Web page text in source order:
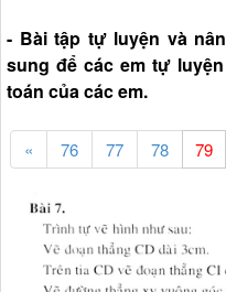
- Bài tập tự luyện và
sung để các em tự
toán của các em.
« 76 77 78